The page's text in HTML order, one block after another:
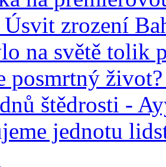
Úsvit zrození
na světě tolik
posmrtný
štědrosti -
jednotu